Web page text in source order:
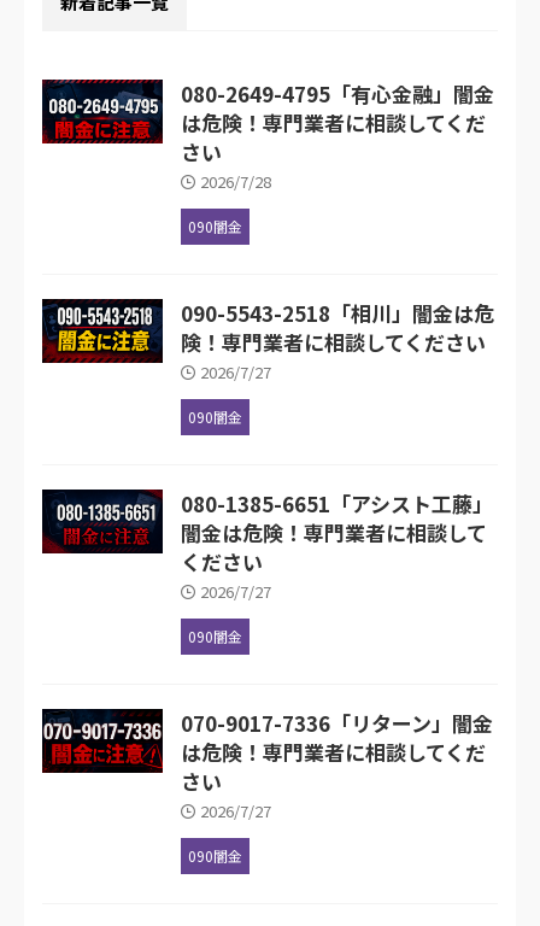
080-2649-4795「有心金融」闇金
は危険！専門業者に相談してくだ
さい
2026/7/28
090闇金
090-5543-2518「相川」闇金は危
険！専門業者に相談してください
2026/7/27
090闇金
080-1385-6651「アシスト工藤」
闇金は危険！専門業者に相談して
ください
2026/7/27
090闇金
070-9017-7336「リターン」闇金
は危険！専門業者に相談してくだ
さい
2026/7/27
090闇金